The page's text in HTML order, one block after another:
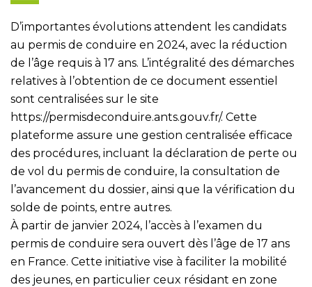
D’importantes évolutions attendent les candidats
au permis de conduire en 2024, avec la réduction
de l’âge requis à 17 ans. L’intégralité des démarches
relatives à l’obtention de ce document essentiel
sont centralisées sur le site
https://permisdeconduire.ants.gouv.fr/. Cette
plateforme assure une gestion centralisée efficace
des procédures, incluant la déclaration de perte ou
de vol du permis de conduire, la consultation de
l’avancement du dossier, ainsi que la vérification du
solde de points, entre autres.
À partir de janvier 2024, l’accès à l’examen du
permis de conduire sera ouvert dès l’âge de 17 ans
en France. Cette initiative vise à faciliter la mobilité
des jeunes, en particulier ceux résidant en zone